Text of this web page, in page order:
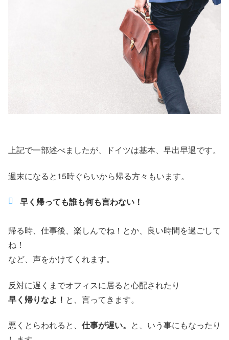
上記で一部述べましたが、ドイツは基本、早出早退です。
週末になると15時ぐらいから帰る方々もいます。
早く帰っても誰も何も言わない！
帰る時、仕事後、楽しんでね！とか、良い時間を過ごして
ね！
など、声をかけてくれます。
反対に遅くまでオフィスに居ると心配されたり
早く帰りなよ！ と、言ってきます。
悪くとらわれると、 仕事が遅い。 と、いう事にもなったり